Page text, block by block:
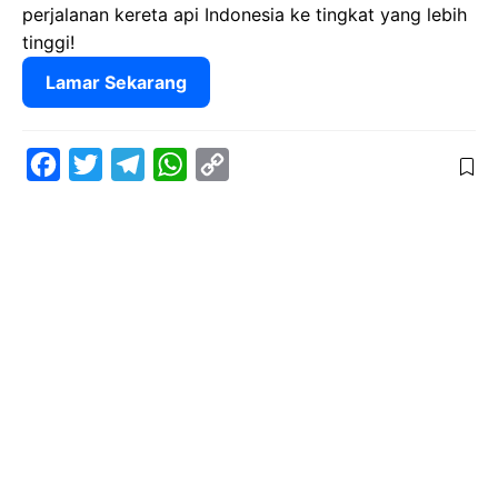
perjalanan kereta api Indonesia ke tingkat yang lebih
tinggi!
Lamar Sekarang
W